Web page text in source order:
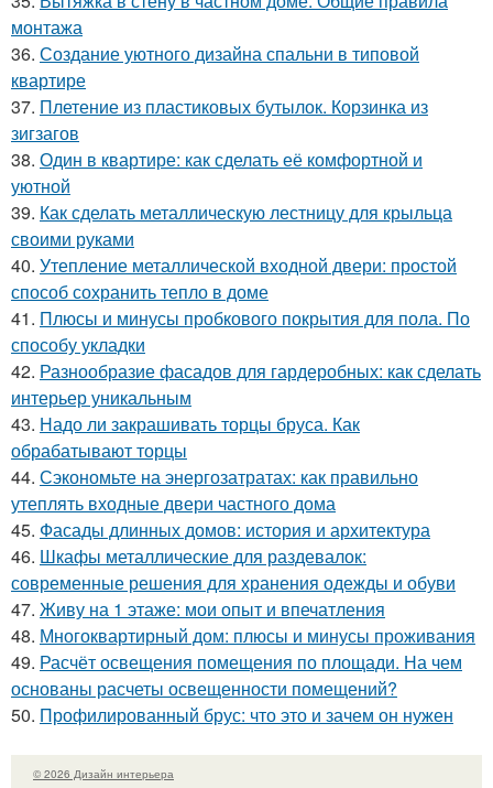
монтажа
36. Создание уютного дизайна спальни в типовой
квартире
37. Плетение из пластиковых бутылок. Корзинка из
зигзагов
38. Один в квартире: как сделать её комфортной и
уютной
39. Как сделать металлическую лестницу для крыльца
своими руками
40. Утепление металлической входной двери: простой
способ сохранить тепло в доме
41. Плюсы и минусы пробкового покрытия для пола. По
способу укладки
42. Разнообразие фасадов для гардеробных: как сделать
интерьер уникальным
43. Надо ли закрашивать торцы бруса. Как
обрабатывают торцы
44. Сэкономьте на энергозатратах: как правильно
утеплять входные двери частного дома
45. Фасады длинных домов: история и архитектура
46. Шкафы металлические для раздевалок:
современные решения для хранения одежды и обуви
47. Живу на 1 этаже: мои опыт и впечатления
48. Многоквартирный дом: плюсы и минусы проживания
49. Расчёт освещения помещения по площади. На чем
основаны расчеты освещенности помещений?
50. Профилированный брус: что это и зачем он нужен
© 2026 Дизайн интерьера